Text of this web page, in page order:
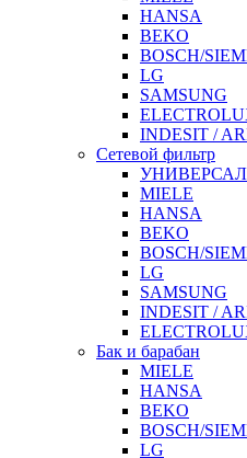
HANSA
BEKO
BOSCH/
LG
SAMSUNG
INDESIT /
Сетевой фильтр
MIELE
HANSA
BEKO
BOSCH/
LG
SAMSUNG
INDESIT /
Бак и барабан
MIELE
HANSA
BEKO
BOSCH/
LG